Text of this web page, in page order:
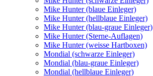
Mike Hunter (blaue Einleger)
Mike Hunter (hellblaue Einleger)
Mike Hunter (blau-graue Einleger)
Mike Hunter (Sterne-Auflagen)
Mike Hunter (weisse Hartboxen)
Mondial (schwarze Einleger)
Mondial (blau-graue Einleger)
Mondial (hellblaue Einleger)